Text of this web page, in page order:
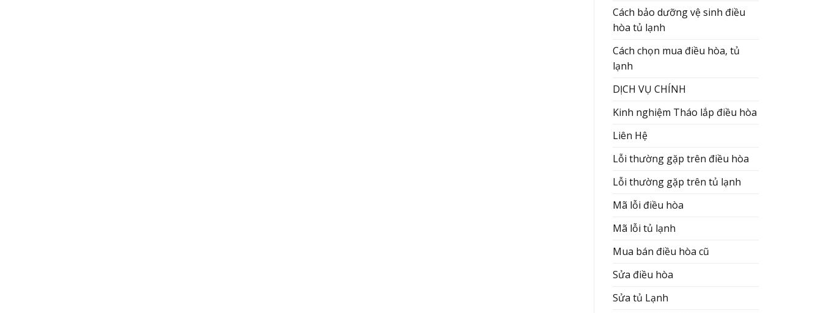
Cách bảo dưỡng vệ sinh điều
hòa tủ lạnh
Cách chọn mua điều hòa, tủ
lạnh
DỊCH VỤ CHÍNH
Kinh nghiệm Tháo lắp điều hòa
Liên Hệ
Lỗi thường gặp trên điều hòa
Lỗi thường gặp trên tủ lạnh
Mã lỗi điều hòa
Mã lỗi tủ lạnh
Mua bán điều hòa cũ
Sửa điều hòa
Sửa tủ Lạnh